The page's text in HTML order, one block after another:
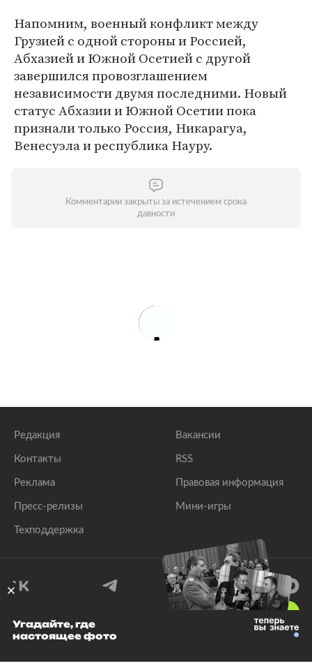
Напомним, военный конфликт между
Грузией с одной стороны и Россией,
Абхазией и Южной Осетией с другой
завершился провозглашением
независимости двумя последними. Новый
статус Абхазии и Южной Осетии пока
признали только Россия, Никарагуа,
Венесуэла и республика Науру.
Комментарии закрыты за истечением срока
давности
Редакция
Контакты
Реклама
Пресс-релизы
Техподдержка
Вакансии
RSS
Правовая информация
Мини-игры
© 1999–2026 Все права защищены.
Угадайте, где
настоящее фото